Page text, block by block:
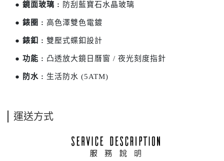
● 鏡面玻璃 : 防刮藍寶石水晶玻璃
● 錶圈 : 高色澤雙色電鍍
● 錶釦 : 雙壓式蝶釦設計
● 功能 : 凸透放大鏡日曆窗 / 夜光刻度指針
● 防水 : 生活防水 (5ATM)
運送方式